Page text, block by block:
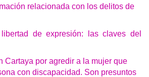
relacionada con los delitos de
de expresión: las claves del
Cartaya por agredir a la mujer que
con discapacidad. Son presuntos